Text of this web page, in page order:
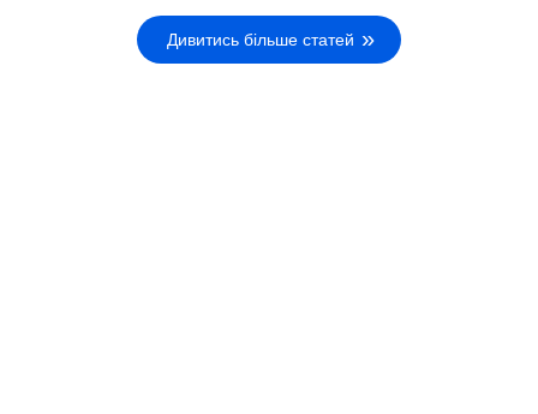
Дивитись більше статей